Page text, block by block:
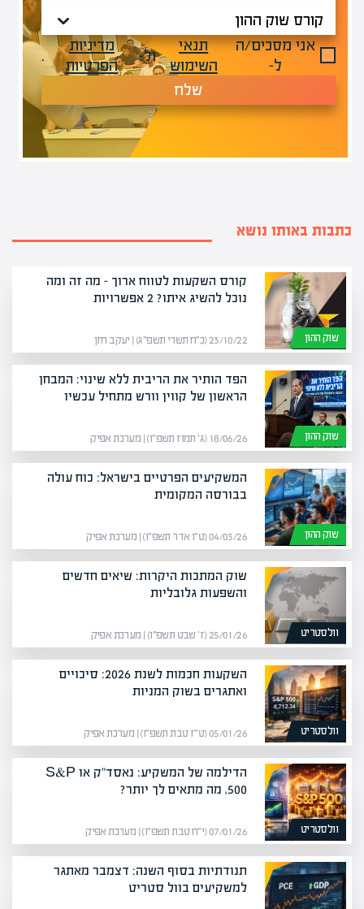
אני מסכים/ה
ל-
תנאי
השימוש
ול-
מדיניות
הפרטיות
.
שלח
כתבות באותו נושא
שוק ההון
קורס השקעות לטווח ארוך – מה זה ומה
נוכל להשיג איתו? 2 אפשרויות
23/10/22 (כ״ח תשרי תשפ״ג) | יעקב חזן
שוק ההון
הפד הותיר את הריבית ללא שינוי: המבחן
הראשון של קווין וורש מתחיל עכשיו
18/06/26 (ג׳ תמוז תשפ״ו) | מערכת אפיק
שוק ההון
המשקיעים הפרטיים בישראל: כוח עולה
בבורסה המקומית
04/03/26 (ט״ו אדר תשפ״ו) | מערכת אפיק
וולסטריט
שוק המתכות היקרות: שיאים חדשים
והשפעות גלובליות
25/01/26 (ז׳ שבט תשפ״ו) | מערכת אפיק
וולסטריט
השקעות חכמות לשנת 2026: סיכויים
ואתגרים בשוק המניות
05/01/26 (ט״ז טבת תשפ״ו) | מערכת אפיק
וולסטריט
הדילמה של המשקיע: נאסד"ק או S&P
500, מה מתאים לך יותר?
07/01/26 (י״ח טבת תשפ״ו) | מערכת אפיק
תנודתיות בסוף השנה: דצמבר מאתגר
למשקיעים בוול סטריט